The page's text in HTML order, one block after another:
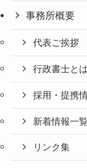
事務所概要
代表ご挨拶
行政書士とは
採用・提携
新着情報一覧
リンク集